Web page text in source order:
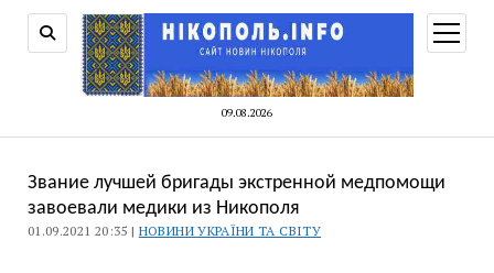
09.08.2026
меню
Звание лучшей бригады экстренной медпомощи
завоевали медики из Никополя
01.09.2021 20:35 | НОВИНИ УКРАЇНИ ТА СВІТУ